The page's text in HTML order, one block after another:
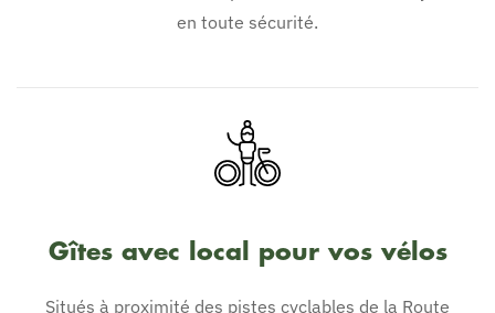
en toute sécurité.
Gîtes avec local pour vos vélos
Situés à proximité des pistes cyclables de la Route